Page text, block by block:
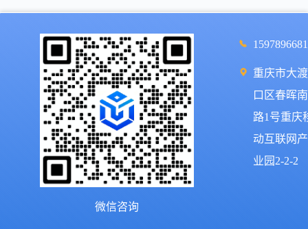
微信咨询
重庆市大渡
口区春晖南
路1号重庆
动互联网产
业园2-2-2